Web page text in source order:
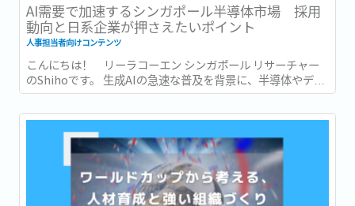
AI需要で加速するシンガポール半導体市場 採用
動向と日系企業が押さえたいポイント
人事担当者向けコンテンツ
こんにちは！ リーラコーエン シンガポール リサーチャー
のShihoです。 生成AIの急速な普及を背景に、半導体やデー
タセンターへの投資も世界各地で急速に拡大しています。...